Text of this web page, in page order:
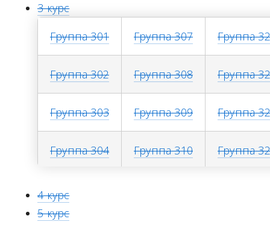
3 курс
Группа 301
Группа 307 Группа
Группа 302 Группа 308 Группа
Группа 303 Группа 309 Группа
Группа 304 Группа 310 Группа
4 курс
5 курс